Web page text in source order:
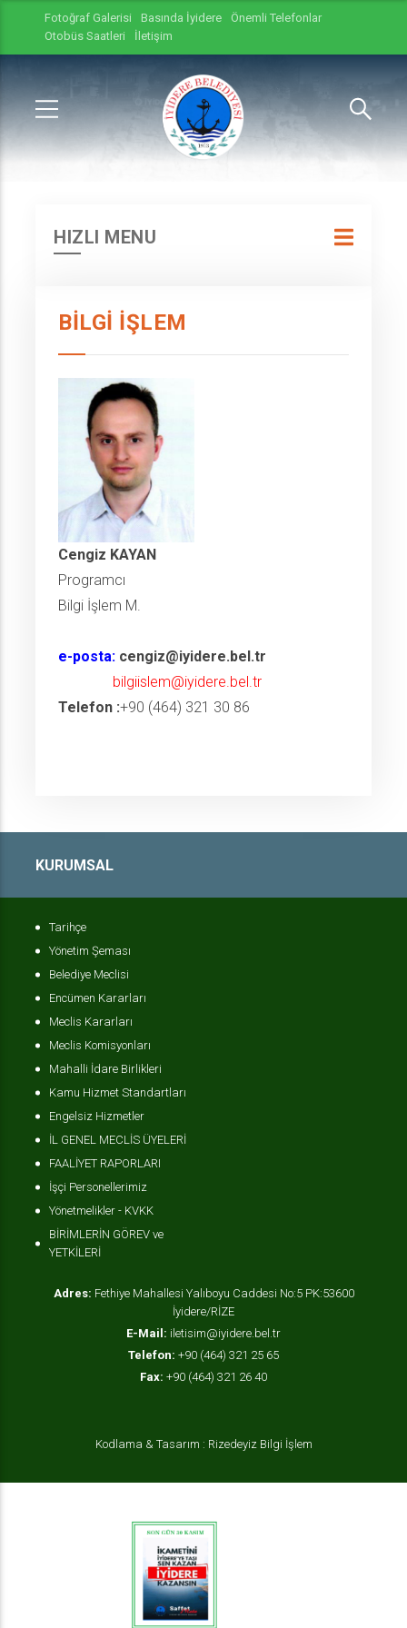
Fotoğraf Galerisi Basında İyidere
Önemli Telefonlar
Otobüs Saatleri
İletişim
HIZLI MENU
BILGI İŞLEM
Cengiz KAYAN
Programcı
Bilgi İşlem M.
e-posta: cengiz@iyidere.bel.tr
bilgiislem@iyidere.bel.tr
Telefon :+90 (464) 321 30 86
KURUMSAL
Tarihçe
Yönetim Şeması
Belediye Meclisi
Encümen Kararları
Meclis Kararları
Meclis Komisyonları
Mahalli İdare Birlikleri
Kamu Hizmet Standartları
Engelsiz Hizmetler
İL GENEL MECLİS ÜYELERİ
FAALİYET RAPORLARI
İşçi Personellerimiz
Yönetmelikler - KVKK
BİRİMLERİN GÖREV ve
YETKİLERİ
Adres: Fethiye Mahallesi Yalıboyu Caddesi No:5 PK:53600
İyidere/RİZE
E-Mail: iletisim@iyidere.bel.tr
Telefon: +90 (464) 321 25 65
Fax: +90 (464) 321 26 40
Kodlama & Tasarım : Rizedeyiz Bilgi İşlem